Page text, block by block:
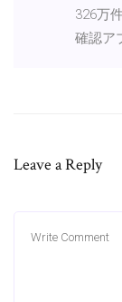
326万
確認ア
Leave a Reply